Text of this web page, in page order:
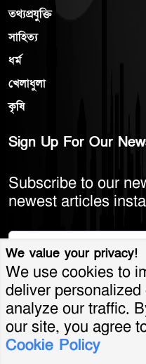
তথ্যপ্রযুক্তি
সাহিত্য
ধর্ম
খেলাধুলা
কৃষি
Sign Up For Our
Subscribe to our
newest articles
© 2026 America
Reserved.
We value your privacy!
We use cookies to
deliver
analyze our traffic.
our site, you agree
Cookie Policy